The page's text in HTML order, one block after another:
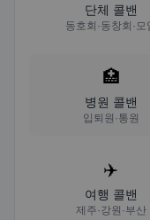
단체 콜밴
동호회·동창회·모
🏥
병원 콜밴
입퇴원·통원
✈️
여행 콜밴
제주·강원·부산